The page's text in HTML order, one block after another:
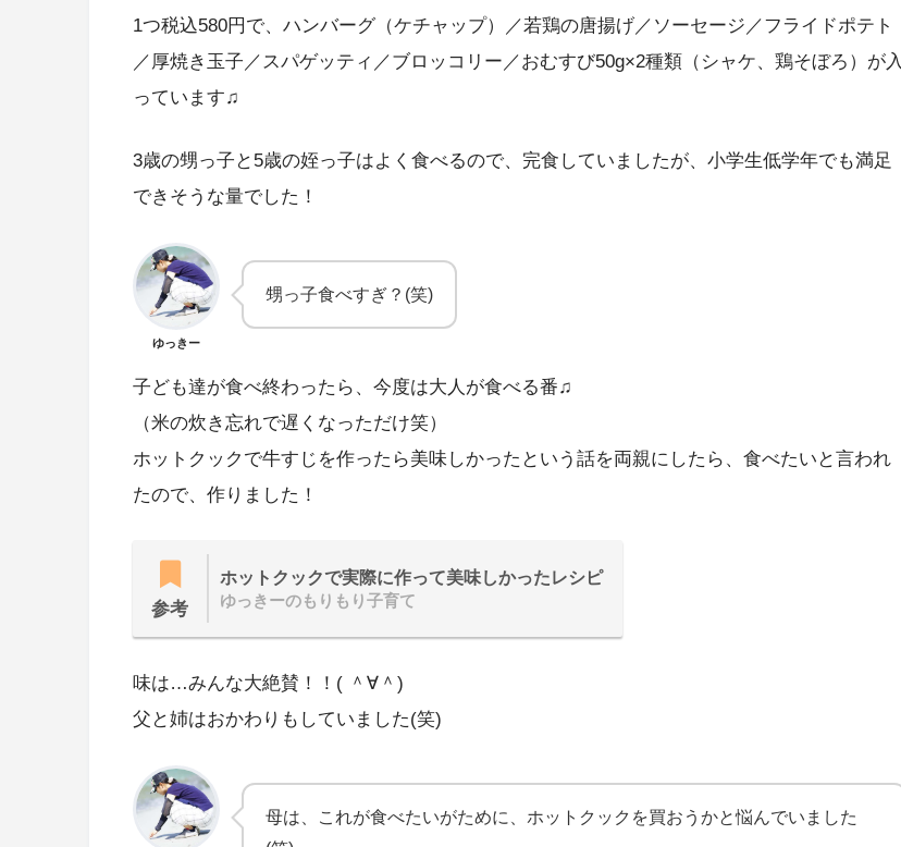
1つ税込580円で、ハンバーグ（ケチャップ）／若鶏の唐揚げ／ソーセージ／フライドポテト
／厚焼き玉子／スパゲッティ／ブロッコリー／おむすび50g×2種類（シャケ、鶏そぼろ）が入
っています♫
3歳の甥っ子と5歳の姪っ子はよく食べるので、完食していましたが、小学生低学年でも満足
できそうな量でした！
ゆっきー
甥っ子食べすぎ？(笑)
子ども達が食べ終わったら、今度は大人が食べる番♫
（米の炊き忘れで遅くなっただけ笑）
ホットクックで牛すじを作ったら美味しかったという話を両親にしたら、食べたいと言われ
たので、作りました！
参考
ホットクックで実際に作って美味しかったレシピ
ゆっきーのもりもり子育て
味は…みんな大絶賛！！( ＾∀＾)
父と姉はおかわりもしていました(笑)
母は、これが食べたいがために、ホットクックを買おうかと悩んでいました